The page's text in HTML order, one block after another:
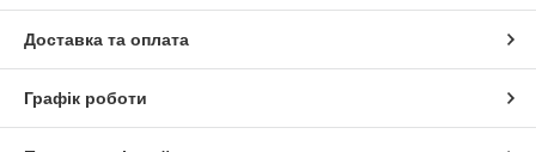
Доставка та оплата
Графік роботи